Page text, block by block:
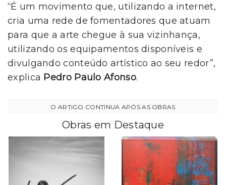
“É um movimento que, utilizando a internet,
cria uma rede de fomentadores que atuam
para que a arte chegue à sua vizinhança,
utilizando os equipamentos disponíveis e
divulgando conteúdo artístico ao seu redor”,
explica Pedro Paulo Afonso.
Obras em Destaque